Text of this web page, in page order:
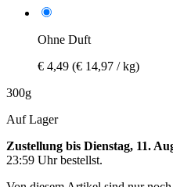
Ohne Duft
€ 4,49 (€ 14,97 / kg)
300g
Auf Lager
Zustellung bis Dienstag, 11.
23:59 Uhrbestellst.